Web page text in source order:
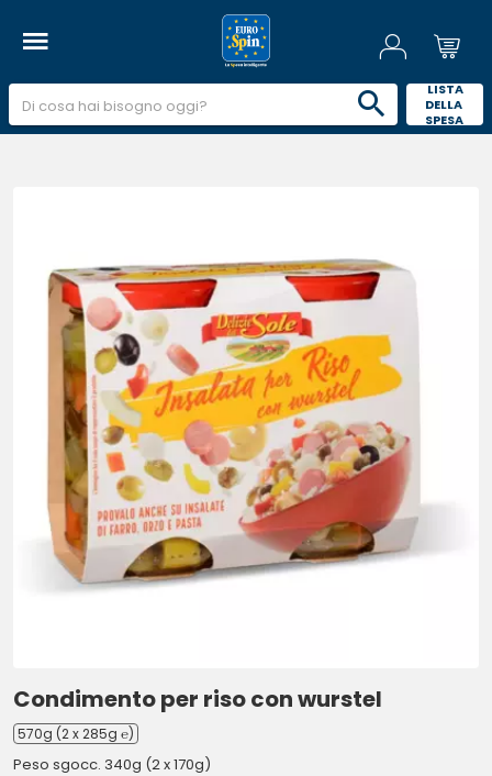
LISTA
DELLA
SPESA
Condimento per riso con wurstel
570g (2 x 285g ℮)
Peso sgocc. 340g (2 x 170g)